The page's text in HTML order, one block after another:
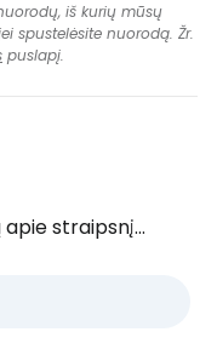
iš kurių mūsų
spustelėsite nuorodą. Žr.
puslapį.
straipsnį...